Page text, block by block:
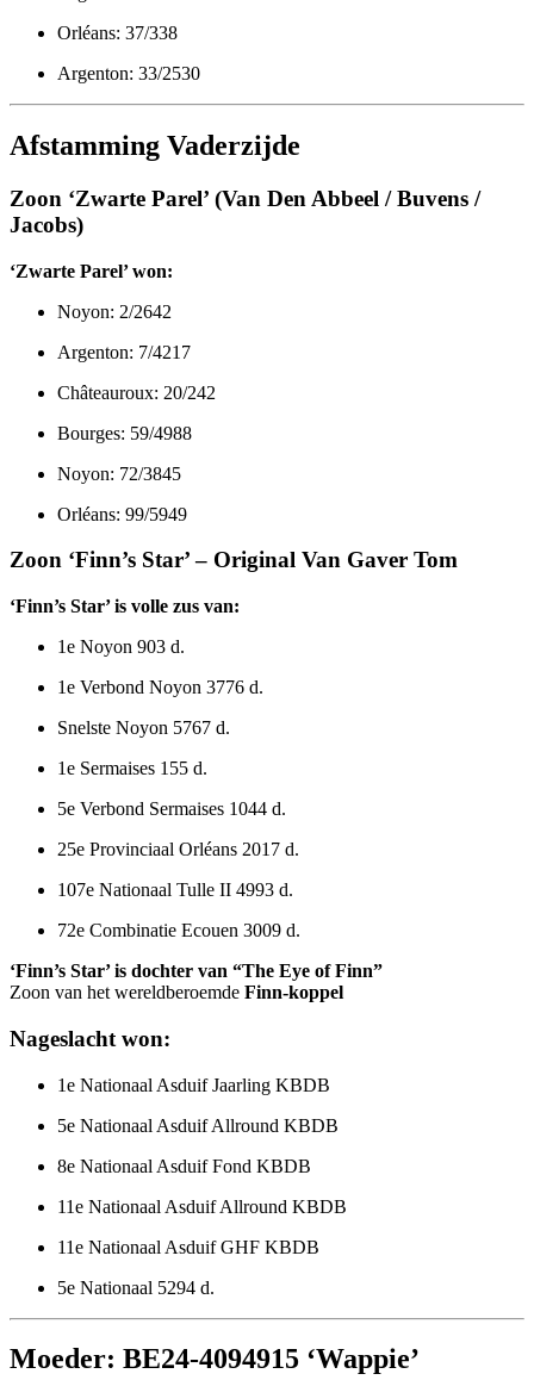
Orléans: 37/338
Argenton: 33/2530
Afstamming Vaderzijde
Zoon ‘Zwarte Parel’ (Van Den Abbeel / Buvens /
Jacobs)
‘Zwarte Parel’ won:
Noyon: 2/2642
Argenton: 7/4217
Châteauroux: 20/242
Bourges: 59/4988
Noyon: 72/3845
Orléans: 99/5949
Zoon ‘Finn’s Star’ – Original Van Gaver Tom
‘Finn’s Star’ is volle zus van:
1e Noyon 903 d.
1e Verbond Noyon 3776 d.
Snelste Noyon 5767 d.
1e Sermaises 155 d.
5e Verbond Sermaises 1044 d.
25e Provinciaal Orléans 2017 d.
107e Nationaal Tulle II 4993 d.
72e Combinatie Ecouen 3009 d.
‘Finn’s Star’ is dochter van “The Eye of Finn”
Zoon van het wereldberoemde Finn-koppel
Nageslacht won:
1e Nationaal Asduif Jaarling KBDB
5e Nationaal Asduif Allround KBDB
8e Nationaal Asduif Fond KBDB
11e Nationaal Asduif Allround KBDB
11e Nationaal Asduif GHF KBDB
5e Nationaal 5294 d.
Moeder: BE24-4094915 ‘Wappie’